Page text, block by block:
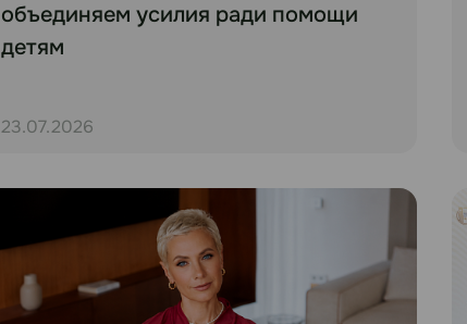
объединяем усилия ради помощи
детям
23.07.2026